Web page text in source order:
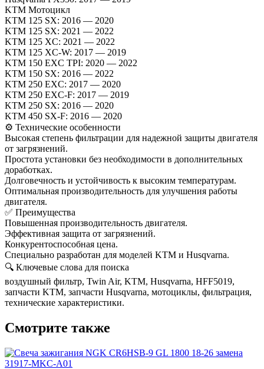
KTM Мотоцикл
KTM 125 SX: 2016 — 2020
KTM 125 SX: 2021 — 2022
KTM 125 XC: 2021 — 2022
KTM 125 XC-W: 2017 — 2019
KTM 150 EXC TPI: 2020 — 2022
KTM 150 SX: 2016 — 2022
KTM 250 EXC: 2017 — 2020
KTM 250 EXC-F: 2017 — 2019
KTM 250 SX: 2016 — 2020
KTM 450 SX-F: 2016 — 2020
⚙️ Технические особенности
Высокая степень фильтрации для надежной защиты двигателя
от загрязнений.
Простота установки без необходимости в дополнительных
доработках.
Долговечность и устойчивость к высоким температурам.
Оптимальная производительность для улучшения работы
двигателя.
✅ Преимущества
Повышенная производительность двигателя.
Эффективная защита от загрязнений.
Конкурентоспособная цена.
Специально разработан для моделей KTM и Husqvarna.
🔍 Ключевые слова для поиска
воздушный фильтр, Twin Air, KTM, Husqvarna, HFF5019,
запчасти KTM, запчасти Husqvarna, мотоциклы, фильтрация,
технические характеристики.
Смотрите также